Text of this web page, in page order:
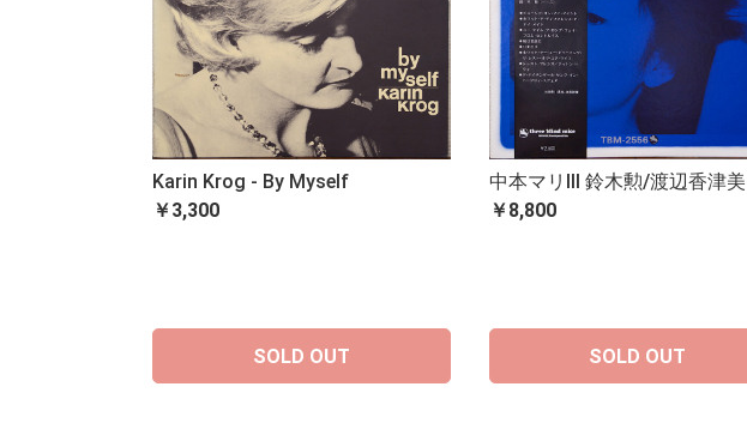
Karin Krog - By Myself
￥3,300
SOLD OUT
中本マリIII 鈴木勲/渡辺香津美
￥8,800
SOLD OUT